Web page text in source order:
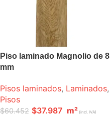
Piso laminado Magnolio de 8
mm
Pisos laminados, Laminados,
Pisos
$60.452 $37.987 m² (incl. IVA)